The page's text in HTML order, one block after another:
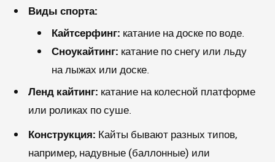
Виды спорта:
Кайтсерфинг: катание на доске по воде.
Сноукайтинг: катание по снегу или льду
на лыжах или доске.
Ленд кайтинг: катание на колесной платформе
или роликах по суше.
Конструкция: Кайты бывают разных типов,
например, надувные (баллонные) или